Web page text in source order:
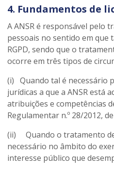
4. Fundamentos de
A ANSR é responsável pelo
pessoais no sentido em que
RGPD, sendo que o
ocorre em três tipos de
​(i) Quando tal é necessário
jurídicas a que a ANSR está
atribuições e competências
Regulamentar n.º 28/2012,
(ii) Quando o tratamento
necessário no âmbito do
interesse público que